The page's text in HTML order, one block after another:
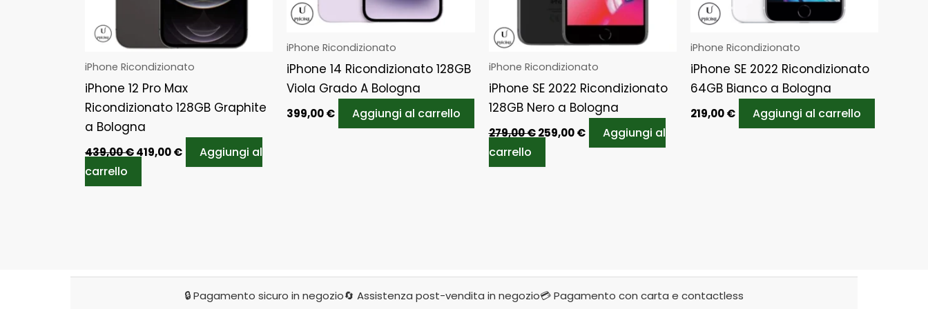
iPhone Ricondizionato
iPhone 12 Pro Max
Ricondizionato 128GB Graphite
a Bologna
439,00€419,00€
Aggiungi al
carrello
iPhone Ricondizionato
iPhone 14 Ricondizionato 128GB
Viola Grado A Bologna
399,00€ Aggiungi al carrello
iPhone Ricondizionato
iPhone SE 2022 Ricondizionato
128GB Nero a Bologna
279,00€ 259,00€
Aggiungi al
carrello
iPhone Ricondizionato
iPhone SE 2022 Ricondizionato
64GB Bianco a Bologna
219,00€ Aggiungi al carrello
🔒 Pagamento sicuro in negozio🔄 Assistenza post-vendita in negozio💳 Pagamento con carta e contactless